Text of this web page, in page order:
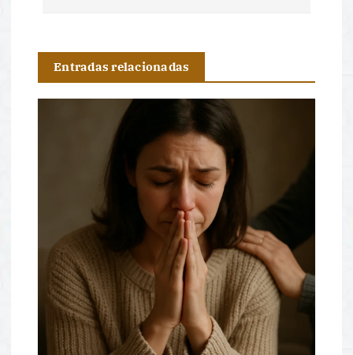
c
d
Entradas relacionadas